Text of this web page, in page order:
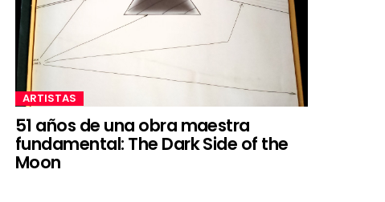
ARTISTAS
51 años de una obra maestra
fundamental: The Dark Side of the
Moon